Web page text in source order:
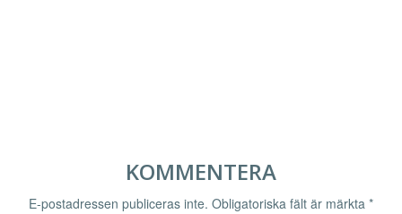
KOMMENTERA
E-postadressen publiceras inte. Obligatoriska fält är märkta *